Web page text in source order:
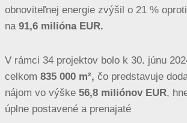
obnoviteľnej energie zvýšil o 21 %
na 91,6 milióna EUR.
V rámci 34 projektov bolo k 30. júnu
celkom 835 000 m², čo predstavuje
nájom vo výške 56,8 miliónov EUR,
úplne postavené a prenajaté